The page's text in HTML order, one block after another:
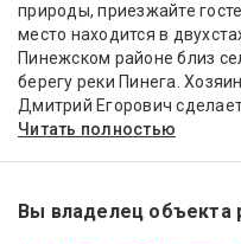
природы, приезжайте
место находится в
Пинежском районе близ
берегу реки Пинега.
Дмитрий Егорович
Читать полностью
Вы владелец объекта